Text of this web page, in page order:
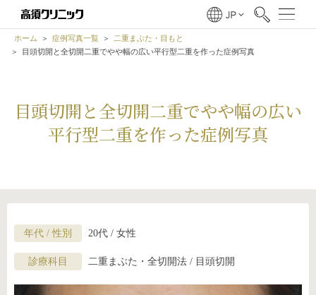
ホーム 症例写真一覧
二重まぶた・目もと
目頭切開と全切開二重でやや幅の広い平行型二重を作った症例写真
目頭切開と全切開二重でやや幅の広い
平行型二重を作った症例写真
年代 / 性別 20代 / 女性
診療科目 二重まぶた・全切開法 / 目頭切開